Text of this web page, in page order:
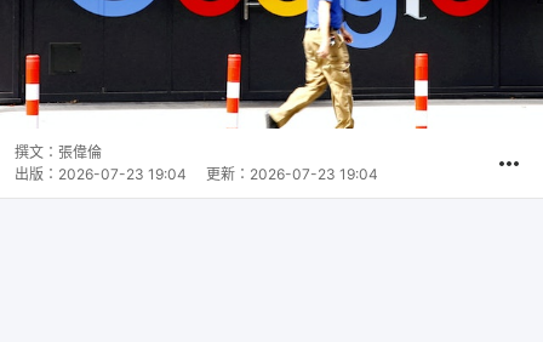
撰文： 張偉倫
出版： 2026-07-23 19:04 更新： 2026-07-23 19:04